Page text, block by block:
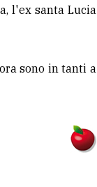
l'ex santa Lucia
sono in tanti a